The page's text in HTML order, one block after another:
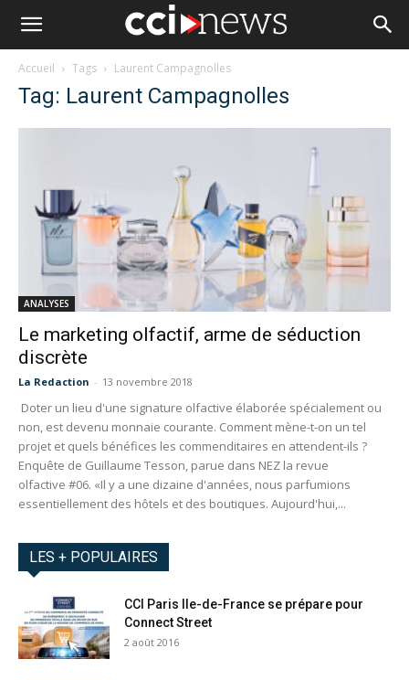
Accueil Tags Laurent Campagnolles
Tag: Laurent Campagnolles
ANALYSES
Le marketing olfactif, arme de séduction
discrète
La Redaction - 13 novembre 2018
Doter un lieu d'une signature olfactive élaborée spécialement ou
non, est devenu monnaie courante. Comment mène-t-on un tel
projet et quels bénéfices les commenditaires en attendent-ils ?
Enquête de Guillaume Tesson, parue dans NEZ la revue
olfactive #06. «Il y a une dizaine d'années, nous parfumions
essentiellement des hôtels et des boutiques. Aujourd'hui,...
LES + POPULAIRES
CCI Paris Ile-de-France se prépare pour
Connect Street
2 août 2016